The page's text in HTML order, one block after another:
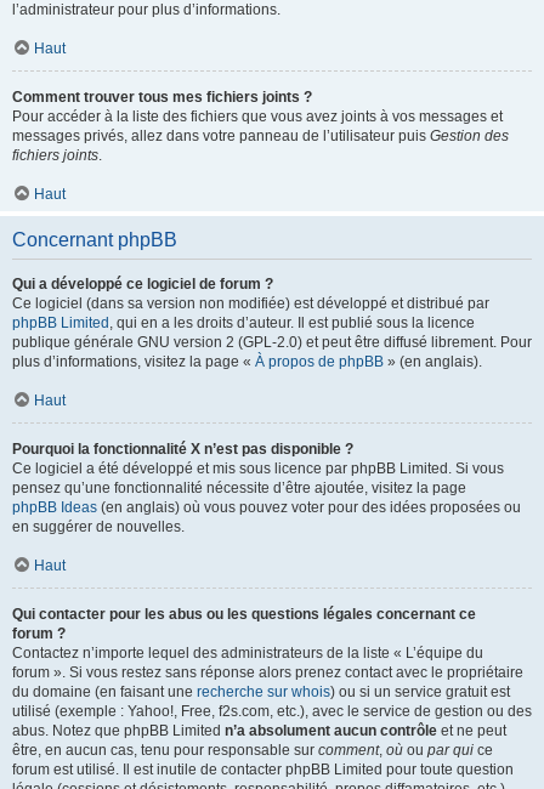
l’administrateur pour plus d’informations.
Haut
Comment trouver tous mes fichiers joints ?
Pour accéder à la liste des fichiers que vous avez joints à vos messages et
messages privés, allez dans votre panneau de l’utilisateur puis Gestion des
fichiers joints.
Haut
Concernant phpBB
Qui a développé ce logiciel de forum ?
Ce logiciel (dans sa version non modifiée) est développé et distribué par
phpBB Limited , qui en a les droits d’auteur. Il est publié sous la licence
publique générale GNU version 2 (GPL-2.0) et peut être diffusé librement. Pour
plus d’informations, visitez la page « À propos de phpBB » (en anglais).
Haut
Pourquoi la fonctionnalité X n’est pas disponible ?
Ce logiciel a été développé et mis sous licence par phpBB Limited. Si vous
pensez qu’une fonctionnalité nécessite d’être ajoutée, visitez la page
phpBB Ideas (en anglais) où vous pouvez voter pour des idées proposées ou
en suggérer de nouvelles.
Haut
Qui contacter pour les abus ou les questions légales concernant ce
forum ?
Contactez n’importe lequel des administrateurs de la liste « L’équipe du
forum ». Si vous restez sans réponse alors prenez contact avec le propriétaire
du domaine (en faisant une recherche sur whois) ou si un service gratuit est
utilisé (exemple : Yahoo!, Free, f2s.com, etc.), avec le service de gestion ou des
abus. Notez que phpBB Limited n’a absolument aucun contrôle et ne peut
être, en aucun cas, tenu pour responsable sur comment, où ou par qui ce
forum est utilisé. Il est inutile de contacter phpBB Limited pour toute question